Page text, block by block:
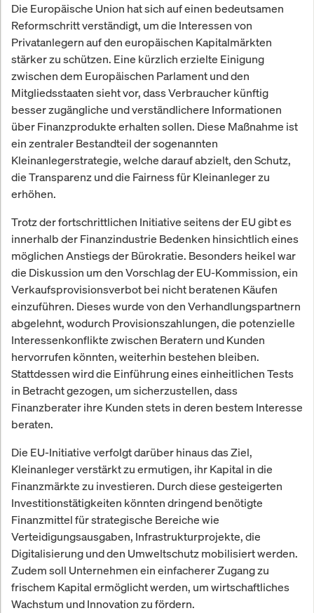
Die Europäische Union hat sich auf einen bedeutsamen
Reformschritt verständigt, um die Interessen von
Privatanlegern auf den europäischen Kapitalmärkten
stärker zu schützen. Eine kürzlich erzielte Einigung
zwischen dem Europäischen Parlament und den
Mitgliedsstaaten sieht vor, dass Verbraucher künftig
besser zugängliche und verständlichere Informationen
über Finanzprodukte erhalten sollen. Diese Maßnahme ist
ein zentraler Bestandteil der sogenannten
Kleinanlegerstrategie, welche darauf abzielt, den Schutz,
die Transparenz und die Fairness für Kleinanleger zu
erhöhen.
Trotz der fortschrittlichen Initiative seitens der EU gibt es
innerhalb der Finanzindustrie Bedenken hinsichtlich eines
möglichen Anstiegs der Bürokratie. Besonders heikel war
die Diskussion um den Vorschlag der EU-Kommission, ein
Verkaufsprovisionsverbot bei nicht beratenen Käufen
einzuführen. Dieses wurde von den Verhandlungspartnern
abgelehnt, wodurch Provisionszahlungen, die potenzielle
Interessenkonflikte zwischen Beratern und Kunden
hervorrufen könnten, weiterhin bestehen bleiben.
Stattdessen wird die Einführung eines einheitlichen Tests
in Betracht gezogen, um sicherzustellen, dass
Finanzberater ihre Kunden stets in deren bestem Interesse
beraten.
Die EU-Initiative verfolgt darüber hinaus das Ziel,
Kleinanleger verstärkt zu ermutigen, ihr Kapital in die
Finanzmärkte zu investieren. Durch diese gesteigerten
Investitionstätigkeiten könnten dringend benötigte
Finanzmittel für strategische Bereiche wie
Verteidigungsausgaben, Infrastrukturprojekte, die
Digitalisierung und den Umweltschutz mobilisiert werden.
Zudem soll Unternehmen ein einfacherer Zugang zu
frischem Kapital ermöglicht werden, um wirtschaftliches
Wachstum und Innovation zu fördern.